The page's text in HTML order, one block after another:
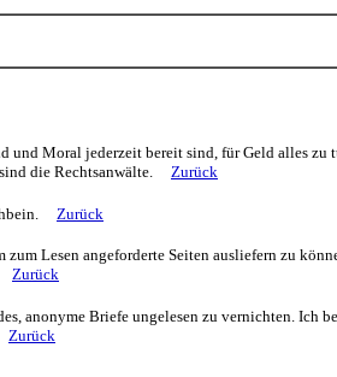
und Moral jederzeit bereit sind, für Geld alles zu
die Rechtsanwälte. Zurück
Zurück
Lesen angeforderte Seiten ausliefern zu
Zurück
anonyme Briefe ungelesen zu vernichten. Ich
Zurück